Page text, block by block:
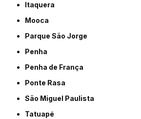
Itaquera
Mooca
Parque São Jorge
Penha
Penha de França
Ponte Rasa
São Miguel Paulista
Tatuapé